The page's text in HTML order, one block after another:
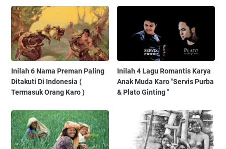
Inilah 6 Nama Preman Paling
Ditakuti Di Indonesia (
Termasuk Orang Karo )
Inilah 4 Lagu Romantis Karya
Anak Muda Karo "Servis Purba
& Plato Ginting "